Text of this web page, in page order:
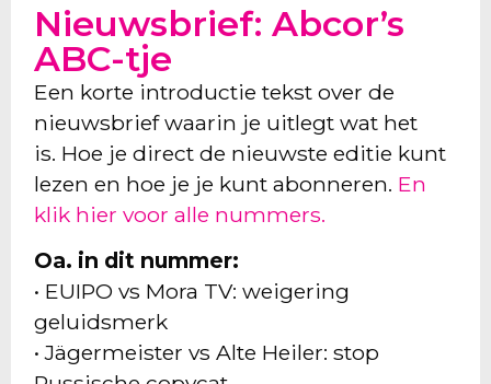
Nieuwsbrief: Abcor’s
ABC-tje
Een korte introductie tekst over de
nieuwsbrief waarin je uitlegt wat het
is. Hoe je direct de nieuwste editie kunt
lezen en hoe je je kunt abonneren. En
klik hier voor alle nummers.
Oa. in dit nummer:
• EUIPO vs Mora TV: weigering
geluidsmerk
• Jägermeister vs Alte Heiler: stop